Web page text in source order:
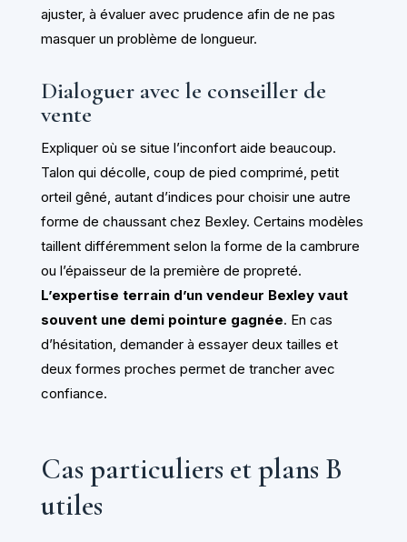
ajuster, à évaluer avec prudence afin de ne pas
masquer un problème de longueur.
Dialoguer avec le conseiller de
vente
Expliquer où se situe l’inconfort aide beaucoup.
Talon qui décolle, coup de pied comprimé, petit
orteil gêné, autant d’indices pour choisir une autre
forme de chaussant chez Bexley. Certains modèles
taillent différemment selon la forme de la cambrure
ou l’épaisseur de la première de propreté.
L’expertise terrain d’un vendeur Bexley vaut
souvent une demi pointure gagnée. En cas
d’hésitation, demander à essayer deux tailles et
deux formes proches permet de trancher avec
confiance.
Cas particuliers et plans B
utiles